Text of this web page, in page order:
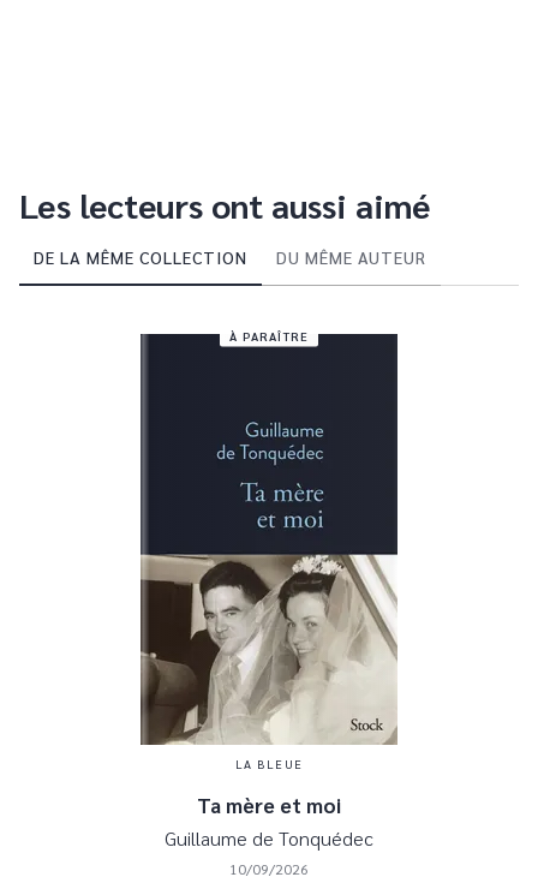
Les lecteurs ont aussi aimé
DE LA MÊME COLLECTION DU MÊME AUTEUR
À PARAÎTRE
LA BLEUE
Ta mère et moi
Guillaume de Tonquédec
10/09/2026